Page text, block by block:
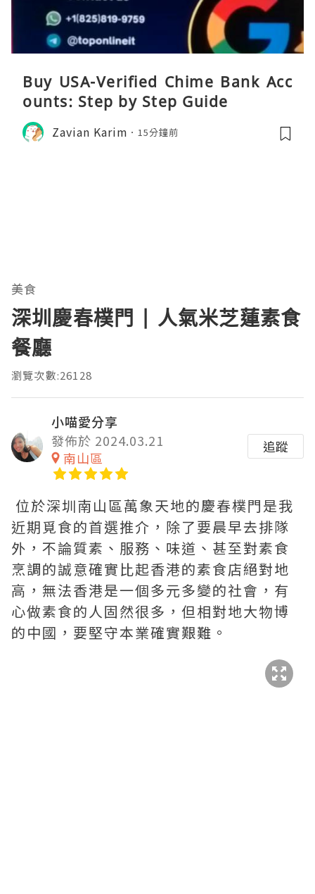
Buy USA-Verified Chime Bank Acc
ounts: Step by Step Guide
Zavian Karim 15分鐘前
美食
深圳慶春樸門 | 人氣米芝蓮素食
餐廳
瀏覽次數:26128
小喵愛分享
發佈於 2024.03.21
南山區
追蹤
位於深圳南山區萬象天地的慶春樸門是我
近期覓食的首選推介，除了要晨早去排隊
外，不論質素、服務、味道、甚至對素食
烹調的誠意確實比起香港的素食店絕對地
高，無法香港是一個多元多變的社會，有
心做素食的人固然很多，但相對地大物博
的中國，要堅守本業確實艱難。